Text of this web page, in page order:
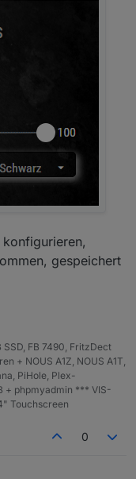
gespeichert
SSD, FB 7490, FritzDect
+ NOUS A1Z, NOUS A1T,
PiHole, Plex-
+ phpmyadmin *** VIS-
Touchscreen
0